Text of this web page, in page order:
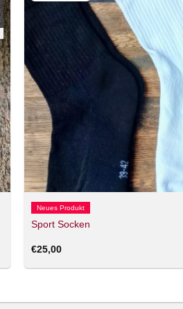
Neues Produkt
Sport Socken
€25,00